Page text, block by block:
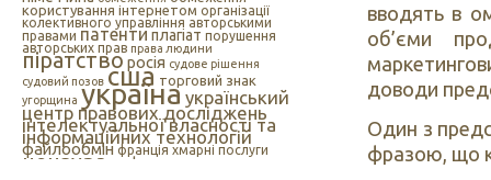
користування інтернетом організації
колективного управління авторськими
правами патентиплагіат порушення
авторських прав права людини
піратстворосія судове рішення
судовий позов сша торговий знак
угорщина українаукраїнський
центр правових досліджень
інтелектуальної власності та
інформаційних технологій
файлообмін франція хмарні послуги
цензура цифрова музика
вводять в
об’єми
доводи
Один з
фразою, що